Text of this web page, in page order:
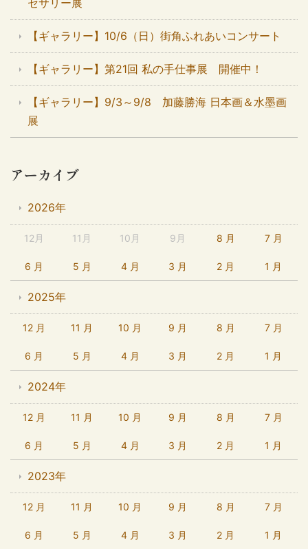
【ギャラリー】10/6（日）街角ふれあいコンサート
【ギャラリー】第21回 私の手仕事展 開催中！
【ギャラリー】9/3～9/8 加藤勝海 日本画＆水墨画
展
アーカイブ
2026年
12月 11月 10月 9月 8 月 7 月
6 月 5 月 4 月 3 月 2 月 1 月
2025年
12 月 11 月 10 月 9 月 8 月 7 月
6 月 5 月 4 月 3 月 2 月 1 月
2024年
12 月 11 月 10 月 9 月 8 月 7 月
6 月 5 月 4 月 3 月 2 月 1 月
2023年
12 月 11 月 10 月 9 月 8 月 7 月
6 月 5 月 4 月 3 月 2 月 1 月